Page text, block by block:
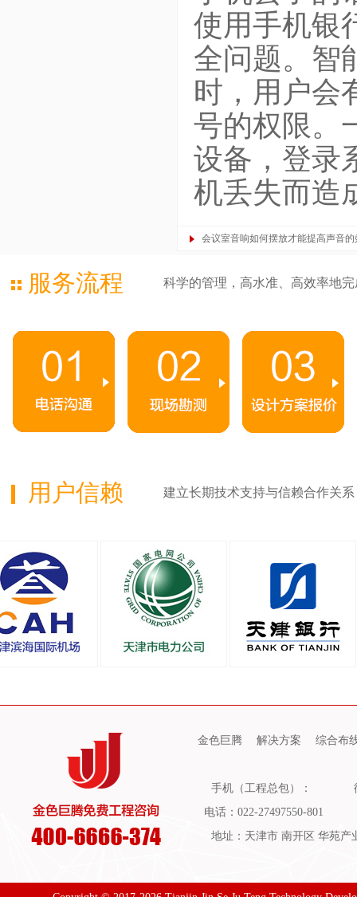
使用手机银
全问题。智
时，用户会
号的权限。
设备，登录
机丢失而造
会议室音响如何摆放才能提高声音
服务流程 科学的管理，高水准、高效率地
用户信赖 建立长期技术支持与信赖合作关系
金色巨腾 解决方案 综合布
手机（工程总包）：
电话：022-27497550-801
地址：天津市 南开区 华苑产